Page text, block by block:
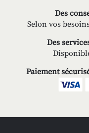
Des
Selon vos
Des
Paiement